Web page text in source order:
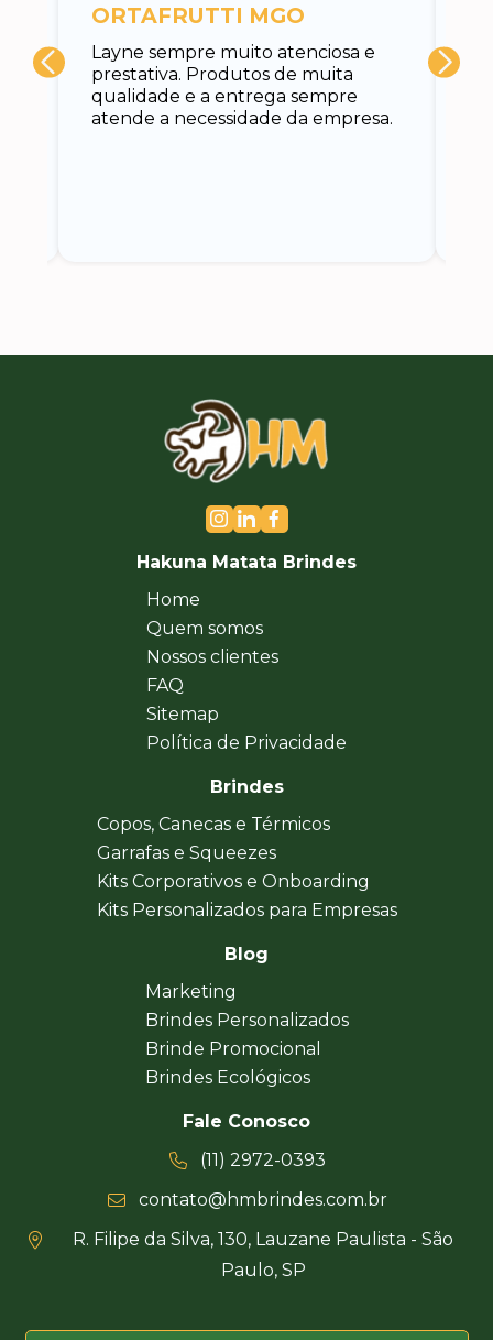
Layne sempre muito atenciosa e
prestativa. Produtos de muita
qualidade e a entrega sempre
atende a necessidade da empresa.
ORTAFRUTTI MGO
Hakuna Matata Brindes
Home
Quem somos
Nossos clientes
FAQ
Sitemap
Política de Privacidade
Brindes
Copos, Canecas e Térmicos
Garrafas e Squeezes
Kits Corporativos e Onboarding
Kits Personalizados para Empresas
Blog
Marketing
Brindes Personalizados
Brinde Promocional
Brindes Ecológicos
Fale Conosco
(11) 2972-0393
contato@hmbrindes.com.br
R. Filipe da Silva, 130, Lauzane Paulista - São
Paulo, SP